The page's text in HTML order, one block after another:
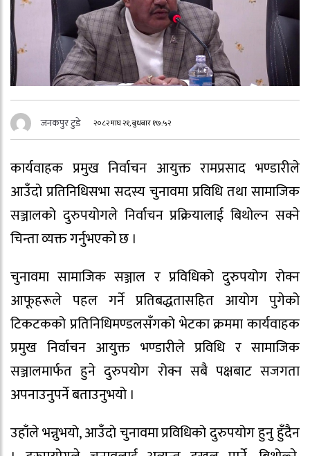
जनकपुर टुडे २०८२ माघ २१, बुधबार १७:५२
कार्यवाहक प्रमुख निर्वाचन आयुक्त रामप्रसाद भण्डारीले
आउँदाे प्रतिनिधिसभा सदस्य चुनावमा प्रविधि तथा सामाजिक
सञ्जालको दुरुपयोगले निर्वाचन प्रक्रियालाई बिथोल्न सक्ने
चिन्ता व्यक्त गर्नुभएको छ ।
चुनावमा सामाजिक सञ्जाल र प्रविधिको दुरुपयोग रोक्न
आफूहरूले पहल गर्ने प्रतिबद्धतासहित आयोग पुगेको
टिकटकको प्रतिनिधिमण्डलसँगको भेटका क्रममा कार्यवाहक
प्रमुख निर्वाचन आयुक्त भण्डारीले प्रविधि र सामाजिक
सञ्जालमार्फत हुने दुरुपयोग रोक्न सबै पक्षबाट सजगता
अपनाउनुपर्ने बताउनुभयो ।
उहाँले भन्नुभयो, आउँदाे चुनावमा प्रविधिको दुरुपयोग हुनु हुँदैन